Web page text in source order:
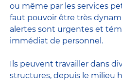
ou même par les services
faut pouvoir être très
alertes sont urgentes et
immédiat de personnel.
Ils peuvent travailler dans
structures, depuis le milieu